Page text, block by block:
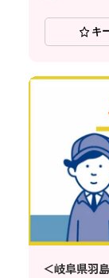
キ
＜岐阜県羽